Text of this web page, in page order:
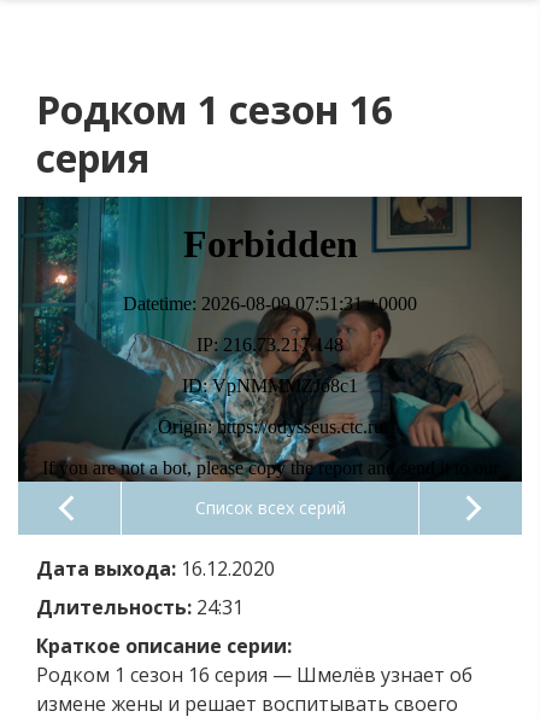
Родком 1 сезон 16
серия
Список всех серий
Дата выхода: 16.12.2020
Длительность: 24:31
Краткое описание серии:
Родком 1 сезон 16 серия — Шмелёв узнает об
измене жены и решает воспитывать своего